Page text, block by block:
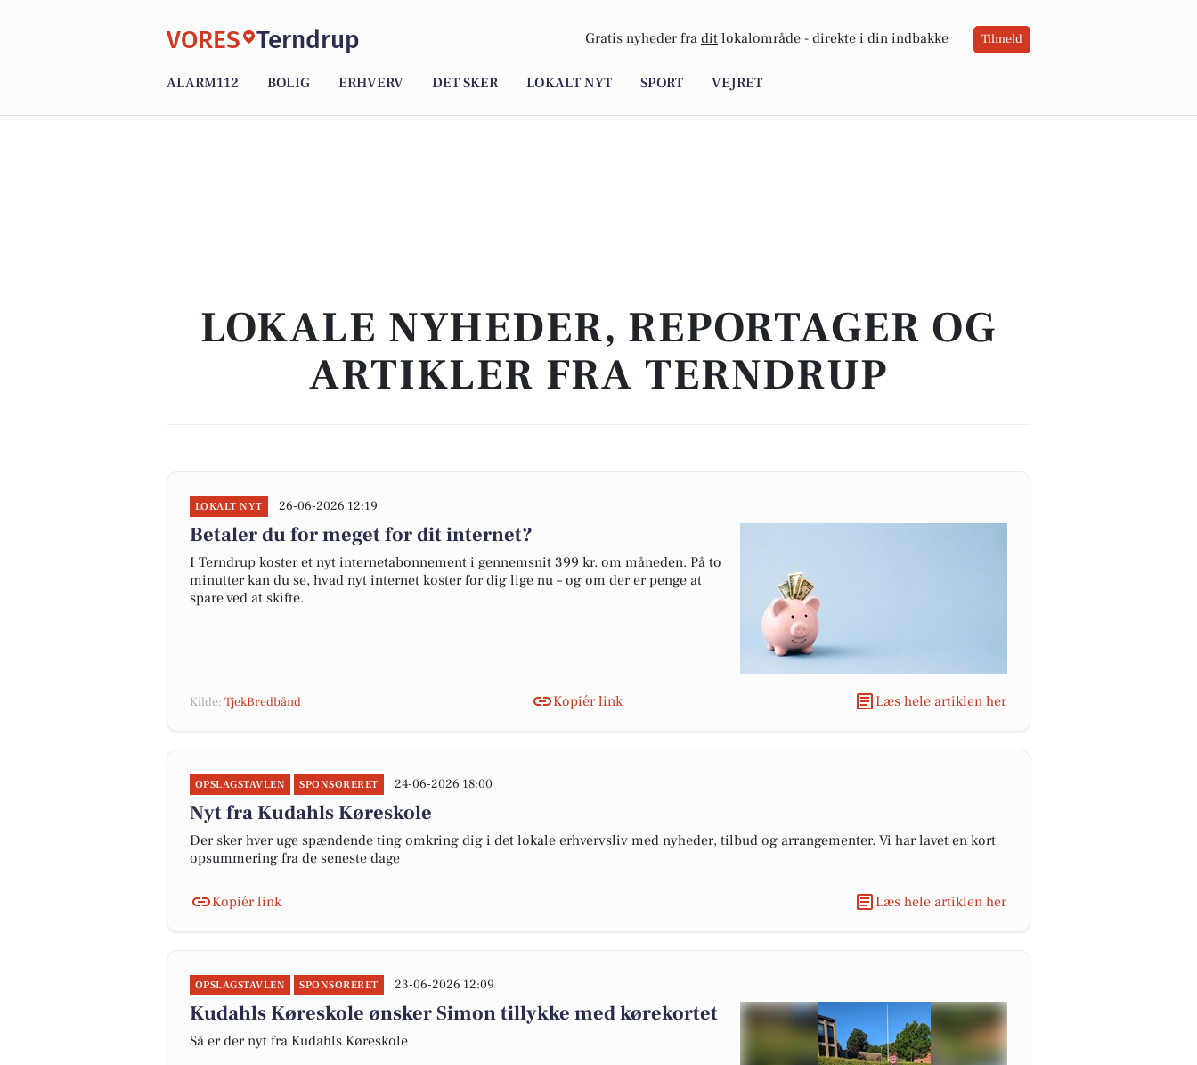
VORES Terndrup Gratis nyheder fra dit lokalområde - direkte i din indbakke Tilmeld
ALARM112 BOLIG ERHVERV DET SKER LOKALT NYT SPORT VEJRET
LOKALE NYHEDER, REPORTAGER OG
ARTIKLER FRA TERNDRUP
LOKALT NYT 26-06-2026 12:19
Betaler du for meget for dit internet?
I Terndrup koster et nyt internetabonnement i gennemsnit 399 kr. om måneden. På to
minutter kan du se, hvad nyt internet koster for dig lige nu – og om der er penge at
spare ved at skifte.
Kilde: TjekBredbånd Kopiér link Læs hele artiklen her
OPSLAGSTAVLEN SPONSORERET 24-06-2026 18:00
Nyt fra Kudahls Køreskole
Der sker hver uge spændende ting omkring dig i det lokale erhvervsliv med nyheder, tilbud og arrangementer. Vi har lavet en kort
opsummering fra de seneste dage
Kopiér link Læs hele artiklen her
OPSLAGSTAVLEN SPONSORERET 23-06-2026 12:09
Kudahls Køreskole ønsker Simon tillykke med kørekortet
Så er der nyt fra Kudahls Køreskole